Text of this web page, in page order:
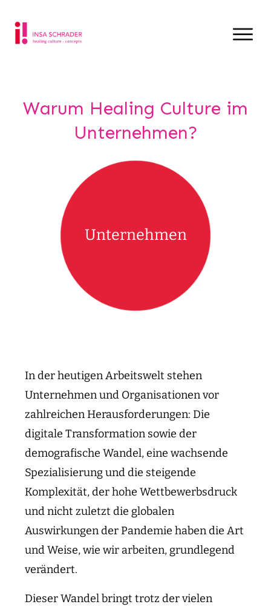
Warum Healing Culture im
Unternehmen?
Unternehmen
In der heutigen Arbeitswelt stehen
Unternehmen und Organisationen vor
zahlreichen Herausforderungen: Die
digitale Transformation sowie der
demografische Wandel, eine wachsende
Spezialisierung und die steigende
Komplexität, der hohe Wettbewerbsdruck
und nicht zuletzt die globalen
Auswirkungen der Pandemie haben die Art
und Weise, wie wir arbeiten, grundlegend
verändert.
Dieser Wandel bringt trotz der vielen